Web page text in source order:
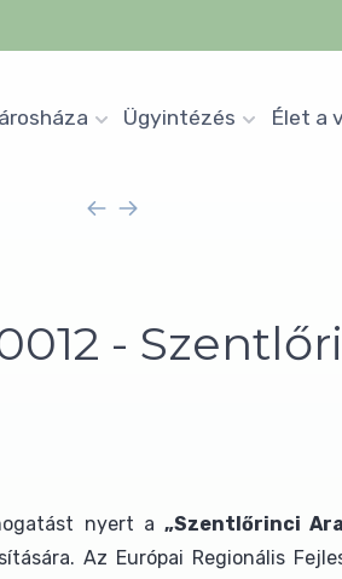
Ügyintézés Élet a
-
nyert a „Szentlőrinci
Az Európai Regionális